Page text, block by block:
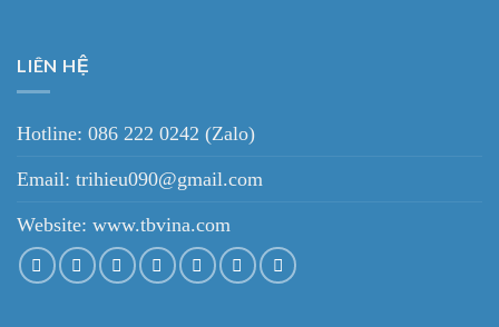
LIÊN HỆ
Hotline: 086 222 0242 (Zalo)
Email: trihieu090@gmail.com
Website: www.tbvina.com